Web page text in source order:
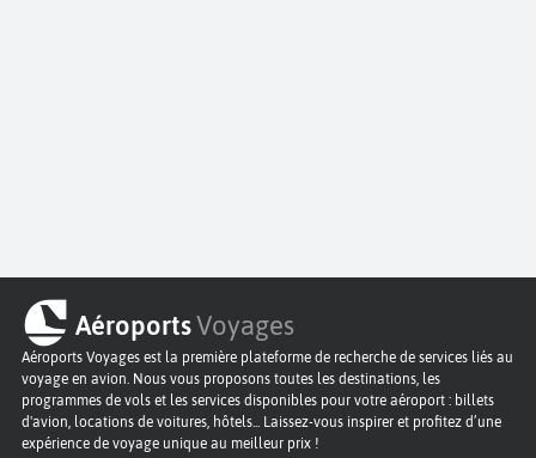
AéroportsVoyages
Aéroports Voyages est la première plateforme de recherche de services liés au
voyage en avion. Nous vous proposons toutes les destinations, les
programmes de vols et les services disponibles pour votre aéroport : billets
d'avion, locations de voitures, hôtels... Laissez-vous inspirer et profitez d’une
expérience de voyage unique au meilleur prix !